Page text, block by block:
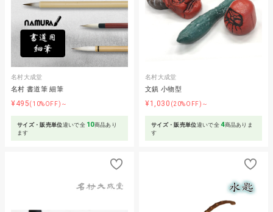
名村大成堂
名村 書道筆 細筆
¥495(10%OFF)～
サイズ・販売単位違いで全 10商品あり
ます
名村大成堂
文鎮 小物型
¥1,030 (20%OFF)～
サイズ・販売単位違いで全4商品ありま
す